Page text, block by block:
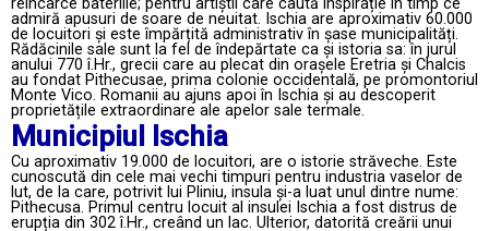
reîncarce bateriile; pentru artiștii care caută inspirație în timp ce
admiră apusuri de soare de neuitat. Ischia are aproximativ 60.000
de locuitori și este împărțită administrativ în șase municipalități.
Rădăcinile sale sunt la fel de îndepărtate ca și istoria sa: în jurul
anului 770 î.Hr., grecii care au plecat din orașele Eretria și Chalcis
au fondat Pithecusae, prima colonie occidentală, pe promontoriul
Monte Vico. Romanii au ajuns apoi în Ischia și au descoperit
proprietățile extraordinare ale apelor sale termale.
Municipiul Ischia
Cu aproximativ 19.000 de locuitori, are o istorie străveche. Este
cunoscută din cele mai vechi timpuri pentru industria vaselor de
lut, de la care, potrivit lui Pliniu, insula și-a luat unul dintre nume:
Pithecusa. Primul centru locuit al insulei Ischia a fost distrus de
erupția din 302 î.Hr., creând un lac. Ulterior, datorită creării unui